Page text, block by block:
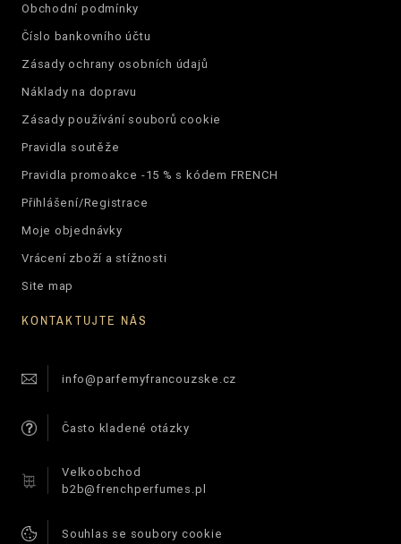
Obchodní podmínky
Číslo bankovního účtu
Zásady ochrany osobních údajů
Náklady na dopravu
Zásady používání souborů cookie
Pravidla soutěže
Pravidla promoakce -15 % s kódem FRENCH
Přihlášení/Registrace
Moje objednávky
Vrácení zboží a stížnosti
Site map
KONTAKTUJTE NÁS
info@parfemyfrancouzske.cz
Často kladené otázky
Velkoobchod
b2b@frenchperfumes.pl
Souhlas se soubory cookie